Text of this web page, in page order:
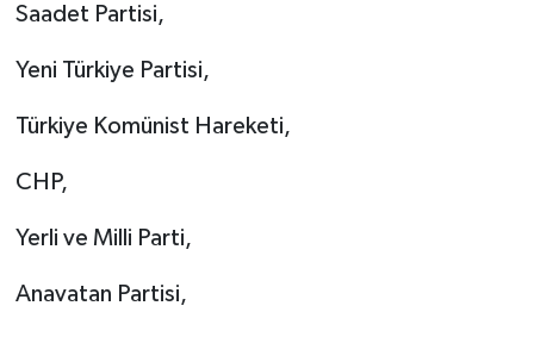
Saadet Partisi,
Yeni Türkiye Partisi,
Türkiye Komünist Hareketi,
CHP,
Yerli ve Milli Parti,
Anavatan Partisi,